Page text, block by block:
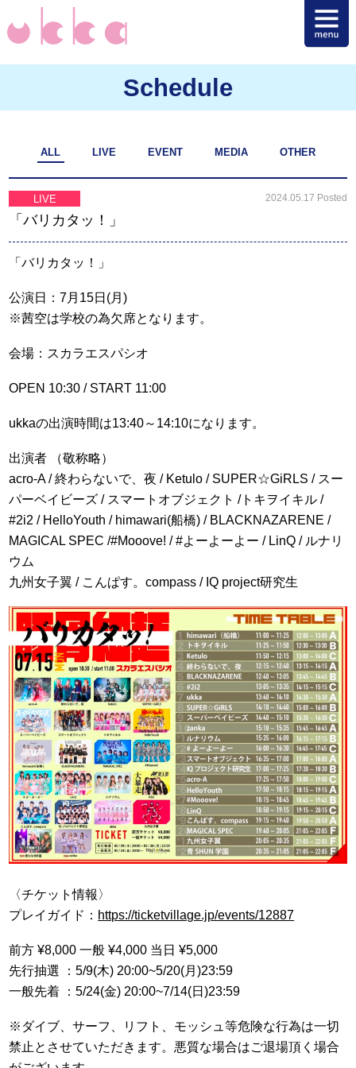
Schedule
ALL LIVE EVENT MEDIA OTHER
LIVE 2024.05.17 Posted
「バリカタッ！」
「バリカタッ！」
公演日：7月15日(月)
※茜空は学校の為欠席となります。
会場：スカラエスパシオ
OPEN 10:30 / START 11:00
ukkaの出演時間は13:40～14:10になります。
出演者 （敬称略）
acro-A / 終わらないで、夜 / Ketulo / SUPER☆GiRLS / スー
パーベイビーズ / スマートオブジェクト /トキヲイキル /
#2i2 / HelloYouth / himawari(船橋) / BLACKNAZARENE /
MAGICAL SPEC /#Mooove! / #よーよーよー / LinQ / ルナリ
ウム
九州女子翼 / こんぱす。compass / IQ project研究生
〈チケット情報〉
プレイガイド： https://ticketvillage.jp/events/12887
前方 ¥8,000 一般 ¥4,000 当日 ¥5,000
先行抽選 ：5/9(木) 20:00~5/20(月)23:59
一般先着 ：5/24(金) 20:00~7/14(日)23:59
※ダイブ、サーフ、リフト、モッシュ等危険な行為は一切
禁止とさせていただきます。悪質な場合はご退場頂く場合